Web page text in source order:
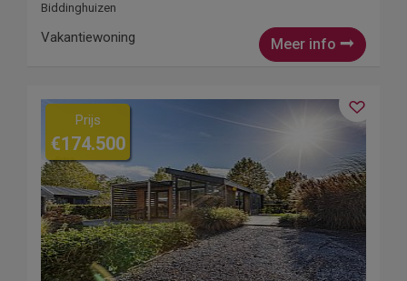
Biddinghuizen
Meer info
Vakantiewoning
Prijs
€174.500